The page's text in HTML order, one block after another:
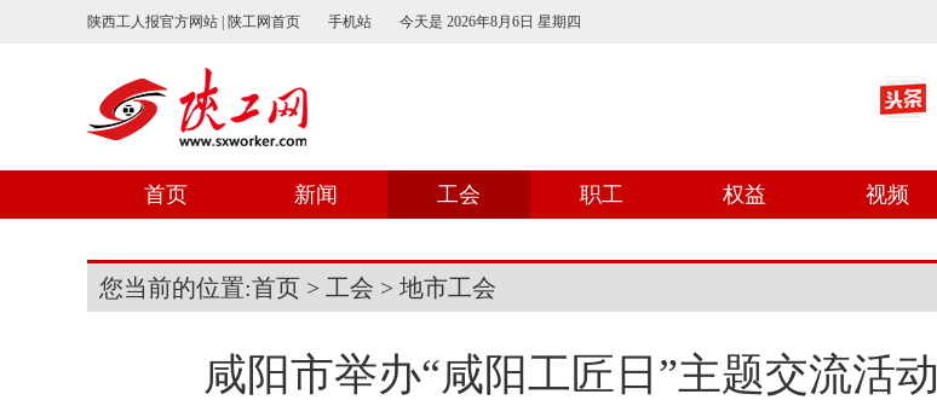
陕西工人报官方网站 | 陕工网首页 手机站 今天是 2026年8月6日 星期四
首页 新闻 工会 职工 权益 视频
您当前的位置:首页 > 工会 > 地市工会
咸阳市举办“咸阳工匠日”主题交流活动